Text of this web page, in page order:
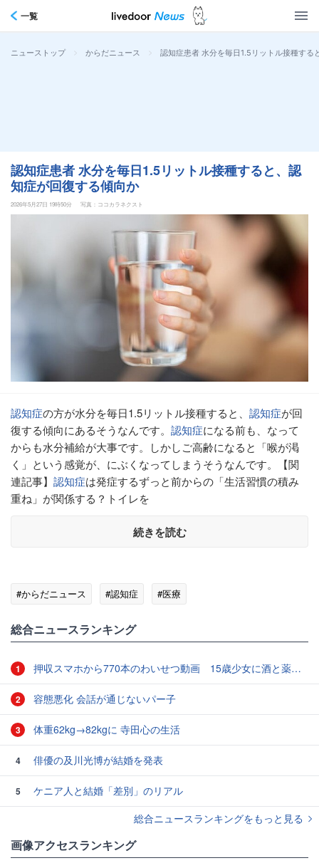
一覧
ニューストップ > からだニュース > 認知症患者 水分を毎日1.5リットル接種する
認知症患者 水分を毎日1.5リットル接種すると、認
知症が回復する傾向か
2026年5月27日 19時50分 写真：ココカラネクスト
認知症の方が水分を毎日1.5リットル接種すると、 認知症が回
復する傾向にあるそうなんです。 認知症になる前も、なって
からも水分補給が大事です。しかしご高齢になると「喉が渇
く」という感覚が、にぶくなってしまうそうなんです。【関
連記事】 認知症は発症するずっと前からの「生活習慣の積み
重ね」が関係する？トイレを
続きを読む
#からだニュース #認知症 #医療
総合ニュースランキング
1 押収スマホから770本のわいせつ動画 15歳少女に酒と薬飲ませ性的暴行か 54歳男を再逮捕 「薬もありますよ」とSNSで誘い出し
2 容態悪化 会話が通じないパー子
3 体重62kg→82kgに 寺田心の生活
4 俳優の及川光博が結婚を発表
5
ケニア人と結婚「差別」のリアル
総合ニュースランキングをもっと見る
画像アクセスランキング